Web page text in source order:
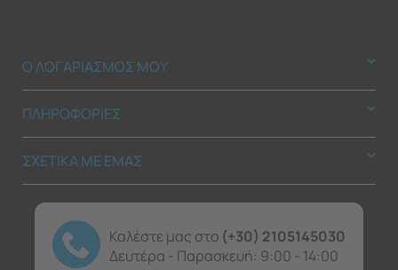
Ο ΛΟΓΑΡΙΑΣΜΟΣ ΜΟΥ
ΠΛΗΡΟΦΟΡΙΕΣ
ΣΧΕΤΙΚΑ ΜΕ ΕΜΑΣ
Καλέστε μας στο (+30) 2105145030
Δευτέρα - Παρασκευή: 9:00 - 14:00